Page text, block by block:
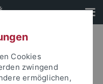
Cookies
zwingend
ermöglichen,